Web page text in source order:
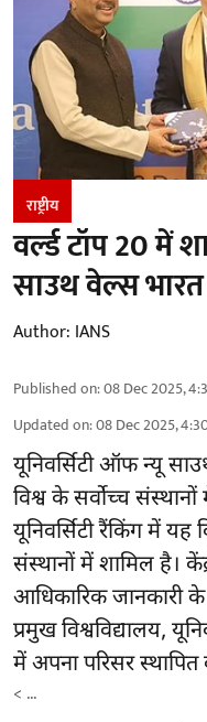
राष्ट्रीय
वर्ल्ड टॉप 20 में
साउथ वेल्स
Author: IANS
Published on:08 Dec 2025,
Updated on:08 Dec 2025,
यूनिवर्सिटी ऑफ न्यू
विश्व के सर्वोच्च
यूनिवर्सिटी रैंकिंग में यह
संस्थानों में शामिल है।
आधिकारिक जानकारी के
प्रमुख विश्वविद्यालय,
में अपना परिसर स्थापित
< ...